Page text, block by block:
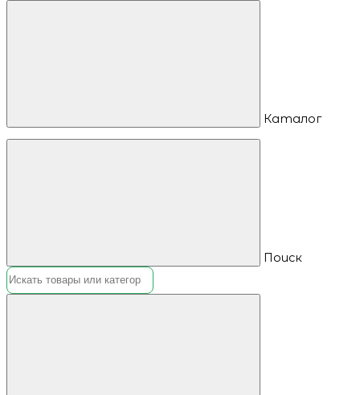
Каталог
Поиск